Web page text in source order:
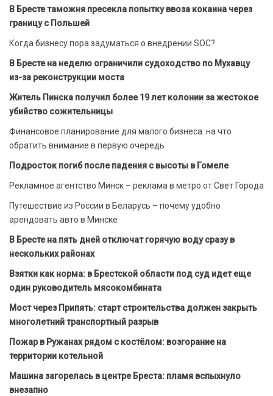
В Бресте таможня пресекла попытку ввоза кокаина через
границу с Польшей
Когда бизнесу пора задуматься о внедрении SOC?
В Бресте на неделю ограничили судоходство по Мухавцу
из-за реконструкции моста
Житель Пинска получил более 19 лет колонии за жестокое
убийство сожительницы
Финансовое планирование для малого бизнеса: на что
обратить внимание в первую очередь
Подросток погиб после падения с высоты в Гомеле
Рекламное агентство Минск – реклама в метро от Свет Города
Путешествие из России в Беларусь – почему удобно
арендовать авто в Минске
В Бресте на пять дней отключат горячую воду сразу в
нескольких районах
Взятки как норма: в Брестской области под суд идет еще
один руководитель мясокомбината
Мост через Припять: старт строительства должен закрыть
многолетний транспортный разрыв
Пожар в Ружанах рядом с костёлом: возгорание на
территории котельной
Машина загорелась в центре Бреста: пламя вспыхнуло
внезапно